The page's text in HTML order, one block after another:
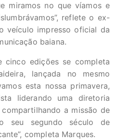
miramos no que víamos e
reflete o ex-
veículo impresso oficial da
baiana.
cinco edições se completa
lançada no mesmo
esta nossa primavera,
liderando uma diretoria
a missão de
seu segundo século de
completa Marques.